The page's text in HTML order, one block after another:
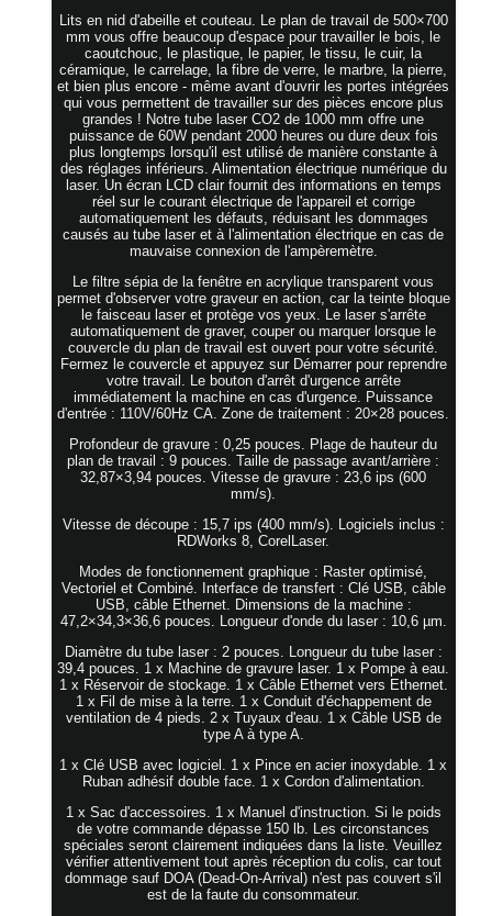
Lits en nid d'abeille et couteau. Le plan de travail de 500×700
mm vous offre beaucoup d'espace pour travailler le bois, le
caoutchouc, le plastique, le papier, le tissu, le cuir, la
céramique, le carrelage, la fibre de verre, le marbre, la pierre,
et bien plus encore - même avant d'ouvrir les portes intégrées
qui vous permettent de travailler sur des pièces encore plus
grandes ! Notre tube laser CO2 de 1000 mm offre une
puissance de 60W pendant 2000 heures ou dure deux fois
plus longtemps lorsqu'il est utilisé de manière constante à
des réglages inférieurs. Alimentation électrique numérique du
laser. Un écran LCD clair fournit des informations en temps
réel sur le courant électrique de l'appareil et corrige
automatiquement les défauts, réduisant les dommages
causés au tube laser et à l'alimentation électrique en cas de
mauvaise connexion de l'ampèremètre.
Le filtre sépia de la fenêtre en acrylique transparent vous
permet d'observer votre graveur en action, car la teinte bloque
le faisceau laser et protège vos yeux. Le laser s'arrête
automatiquement de graver, couper ou marquer lorsque le
couvercle du plan de travail est ouvert pour votre sécurité.
Fermez le couvercle et appuyez sur Démarrer pour reprendre
votre travail. Le bouton d'arrêt d'urgence arrête
immédiatement la machine en cas d'urgence. Puissance
d'entrée : 110V/60Hz CA. Zone de traitement : 20×28 pouces.
Profondeur de gravure : 0,25 pouces. Plage de hauteur du
plan de travail : 9 pouces. Taille de passage avant/arrière :
32,87×3,94 pouces. Vitesse de gravure : 23,6 ips (600
mm/s).
Vitesse de découpe : 15,7 ips (400 mm/s). Logiciels inclus :
RDWorks 8, CorelLaser.
Modes de fonctionnement graphique : Raster optimisé,
Vectoriel et Combiné. Interface de transfert : Clé USB, câble
USB, câble Ethernet. Dimensions de la machine :
47,2×34,3×36,6 pouces. Longueur d'onde du laser : 10,6 µm.
Diamètre du tube laser : 2 pouces. Longueur du tube laser :
39,4 pouces. 1 x Machine de gravure laser. 1 x Pompe à eau.
1 x Réservoir de stockage. 1 x Câble Ethernet vers Ethernet.
1 x Fil de mise à la terre. 1 x Conduit d'échappement de
ventilation de 4 pieds. 2 x Tuyaux d'eau. 1 x Câble USB de
type A à type A.
1 x Clé USB avec logiciel. 1 x Pince en acier inoxydable. 1 x
Ruban adhésif double face. 1 x Cordon d'alimentation.
1 x Sac d'accessoires. 1 x Manuel d'instruction. Si le poids
de votre commande dépasse 150 lb. Les circonstances
spéciales seront clairement indiquées dans la liste. Veuillez
vérifier attentivement tout après réception du colis, car tout
dommage sauf DOA (Dead-On-Arrival) n'est pas couvert s'il
est de la faute du consommateur.